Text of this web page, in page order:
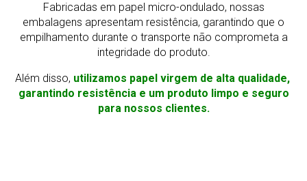
Fabricadas em papel micro-ondulado, nossas
embalagens apresentam resistência, garantindo que o
empilhamento durante o transporte não comprometa a
integridade do produto.
Além disso, utilizamos papel virgem de alta qualidade,
garantindo resistência e um produto limpo e seguro
para nossos clientes.